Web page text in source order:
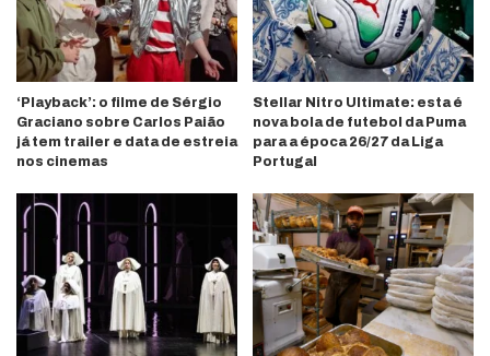
‘Playback’: o filme de Sérgio
Graciano sobre Carlos Paião
já tem trailer e data de estreia
nos cinemas
Stellar Nitro Ultimate: esta é
nova bola de futebol da Puma
para a época 26/27 da Liga
Portugal